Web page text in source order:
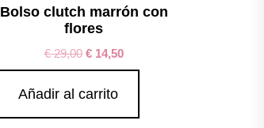
Bolso clutch marrón con
flores
€29,00 €14,50
Añadir al carrito